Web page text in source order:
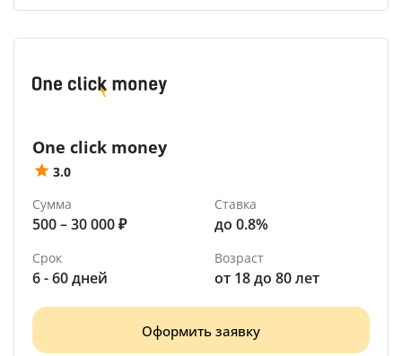
One click money
3.0
Сумма
500 – 30 000 ₽
Ставка
до 0.8%
Срок
6 - 60 дней
Возраст
от 18 до 80 лет
Оформить заявку